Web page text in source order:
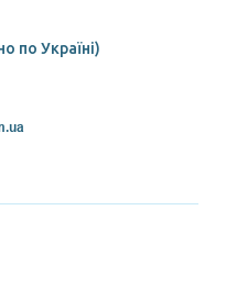
по Україні)